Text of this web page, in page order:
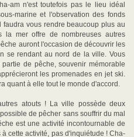
am n'est toutefois pas le lieu idéal
marine et l'observation des fonds
faudra vous rendre beaucoup plus au
la mer offre de nombreuses autres
auront l'occasion de découvrir les
se rendant au nord de la ville. Vous
de pêche, souvenir mémorable
les promenades en jet ski.
quant à elle tout le monde d'accord.
atouts ! La ville possède deux
de pêcher sans souffrir du mal
est une activité incontournable de
cette activité, pas d'inquiétude ! Cha-